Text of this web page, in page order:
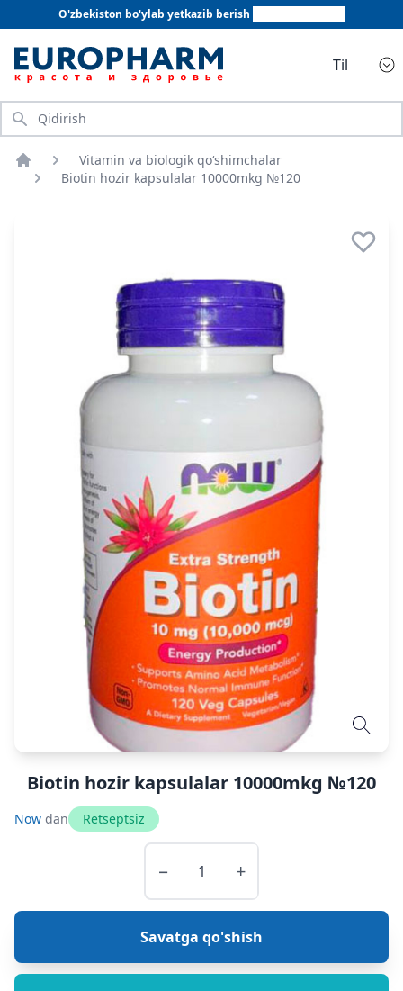
O'zbekiston bo'ylab yetkazib berish
Til
Qidirish
Bosh sahifa
Vitamin va biologik qo‘shimchalar
Biotin hozir kapsulalar 10000mkg №120
Biotin hozir kapsulalar 10000mkg №120
Now dan Retseptsiz
− +
Savatga qo'shish